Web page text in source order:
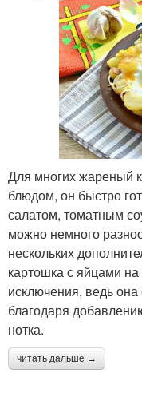
Для многих жареный
блюдом, он быстро
салатом, томатным
можно немного
нескольких
картошка с яйцами
исключения, ведь
благодаря
нотка.
читать дальше →